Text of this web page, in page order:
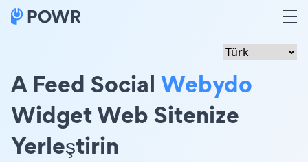
A Feed Social Webydo
Widget Web Sitenize
Yerleştirin